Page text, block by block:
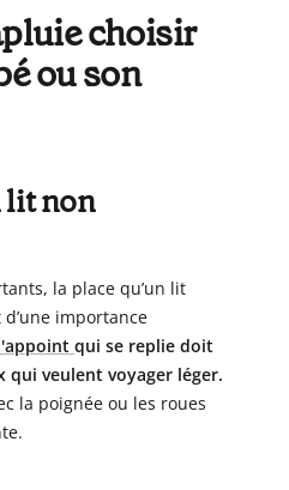
choisir
ou son
lit non
la place qu’un lit
importance
qui se replie doit
qui veulent voyager léger.
la poignée ou les roues